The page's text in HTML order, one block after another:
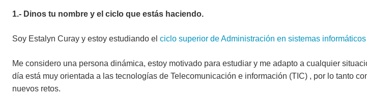
1.- Dinos tu nombre y el ciclo que estás haciendo.
Soy Estalyn Curay y estoy estudiando el ciclo superior de Administración en sistemas
Me considero una persona dinámica, estoy motivado para estudiar y me adapto a cualquier
día está muy orientada a las tecnologías de Telecomunicación e información (TIC) , por lo tanto
nuevos retos.